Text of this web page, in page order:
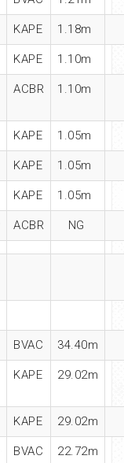
KAPE 1.18m
KAPE 1.10m
ACBR 1.10m
KAPE 1.05m
KAPE 1.05m
KAPE 1.05m
ACBR NG
BVAC 34.40m
KAPE 29.02m
KAPE 29.02m
BVAC 22.72m